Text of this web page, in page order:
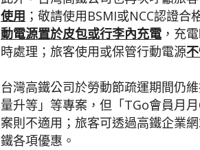
使用 ；敬請使用BSMI或NCC認證合
動電源置於皮包或行李內充電 ，充
時處理；旅客使用或保管行動電源
台灣高鐵公司於勞動節疏運期間仍
量升等」等專案，但「TGo會員月
案則不適用；旅客可透過高鐵企業
鐵各項優惠。